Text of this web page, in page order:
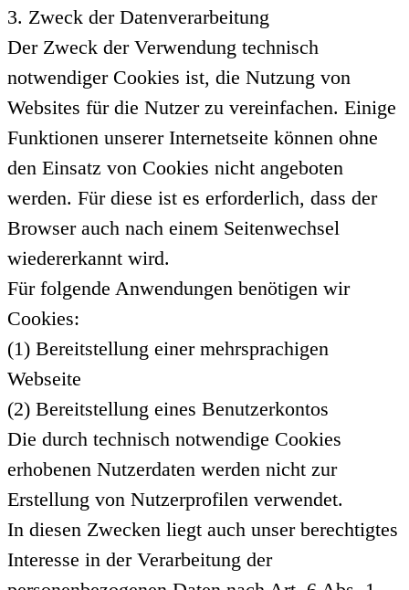
3. Zweck der Datenverarbeitung
Der Zweck der Verwendung technisch
notwendiger Cookies ist, die Nutzung von
Websites für die Nutzer zu vereinfachen. Einige
Funktionen unserer Internetseite können ohne
den Einsatz von Cookies nicht angeboten
werden. Für diese ist es erforderlich, dass der
Browser auch nach einem Seitenwechsel
wiedererkannt wird.
Für folgende Anwendungen benötigen wir
Cookies:
(1) Bereitstellung einer mehrsprachigen
Webseite
(2) Bereitstellung eines Benutzerkontos
Die durch technisch notwendige Cookies
erhobenen Nutzerdaten werden nicht zur
Erstellung von Nutzerprofilen verwendet.
In diesen Zwecken liegt auch unser berechtigtes
Interesse in der Verarbeitung der